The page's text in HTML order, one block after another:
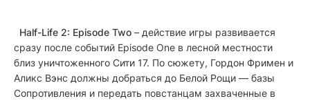
Half-Life 2: Episode Two – действие игры развивается
сразу после событий Episode One в лесной местности
близ уничтоженного Сити 17. По сюжету, Гордон Фримен и
Аликс Вэнс должны добраться до Белой Рощи — базы
Сопротивления и передать повстанцам захваченные в